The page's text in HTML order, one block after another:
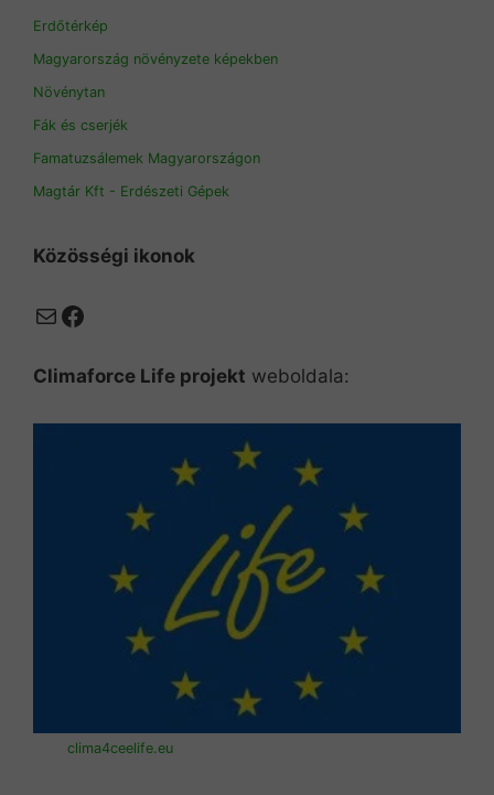
Erdőtérkép
Magyarország növényzete képekben
Növénytan
Fák és cserjék
Famatuzsálemek Magyarországon
Magtár Kft - Erdészeti Gépek
Közösségi ikonok
MailFacebook
Climaforce Life projekt weboldala:
clima4ceelife.eu